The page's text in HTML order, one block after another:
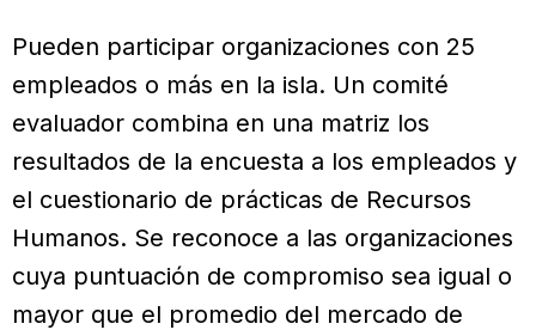
Pueden participar organizaciones con 25
empleados o más en la isla. Un comité
evaluador combina en una matriz los
resultados de la encuesta a los empleados y
el cuestionario de prácticas de Recursos
Humanos. Se reconoce a las organizaciones
cuya puntuación de compromiso sea igual o
mayor que el promedio del mercado de